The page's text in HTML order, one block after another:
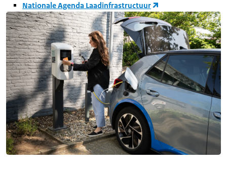
Nationale Agenda Laadinfrastructuur